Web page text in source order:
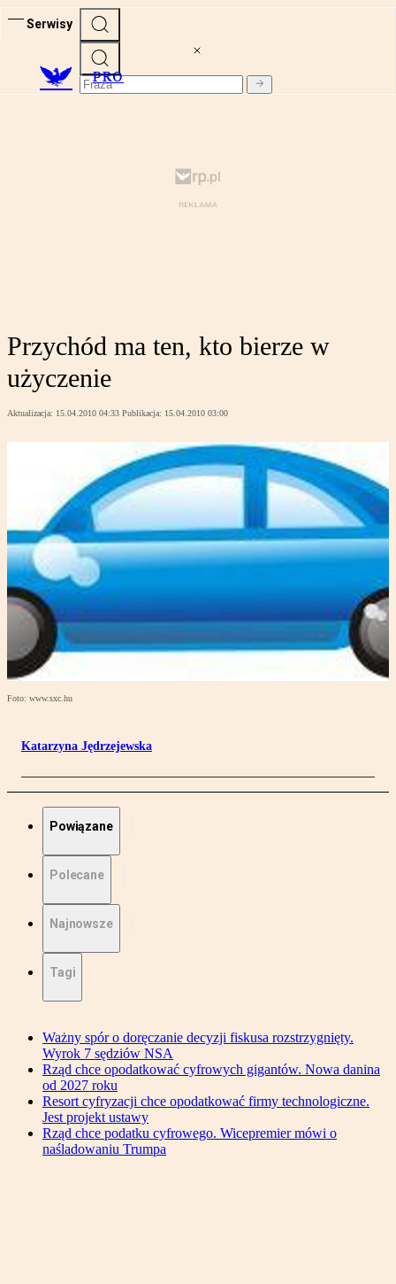
Serwisy
PRO
Przychód ma ten, kto bierze w
użyczenie
Aktualizacja: 15.04.2010 04:33 Publikacja: 15.04.2010 03:00
Foto: www.sxc.hu
Katarzyna Jędrzejewska
Powiązane
Polecane
Najnowsze
Tagi
Ważny spór o doręczanie decyzji fiskusa rozstrzygnięty.
Wyrok 7 sędziów NSA
Rząd chce opodatkować cyfrowych gigantów. Nowa danina
od 2027 roku
Resort cyfryzacji chce opodatkować firmy technologiczne.
Jest projekt ustawy
Rząd chce podatku cyfrowego. Wicepremier mówi o
naśladowaniu Trumpa